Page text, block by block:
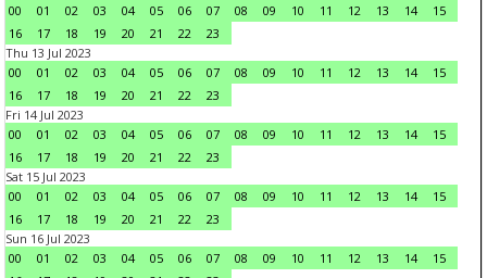
00
01 02 03 04 05 06 07 08 09 10 11 12 13 14
15
16
17 18 19 20 21 22
23
Thu 13 Jul 2023
00
01 02 03 04 05 06 07 08 09 10 11 12 13 14
15
16
17 18 19 20 21 22
23
Fri 14 Jul 2023
00
01 02 03 04 05 06 07 08 09 10 11 12 13 14
15
16
17 18 19 20 21 22
23
Sat 15 Jul 2023
00
01 02 03 04 05 06 07 08 09 10 11 12 13 14
15
16
17 18 19 20 21 22
23
Sun 16 Jul 2023
00
01 02 03 04 05 06 07 08 09 10 11 12 13 14
15